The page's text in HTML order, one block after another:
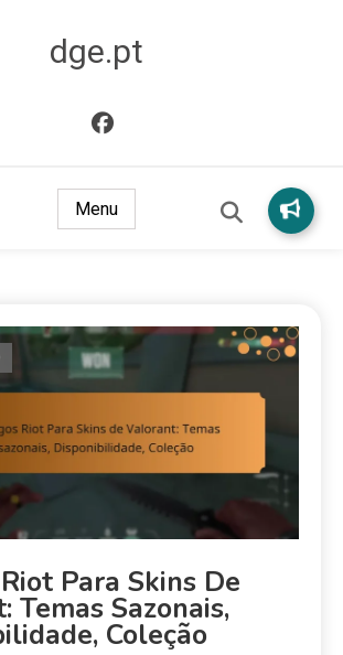
dge.pt
Menu
Para Skins De
Temas Sazonais,
Coleção